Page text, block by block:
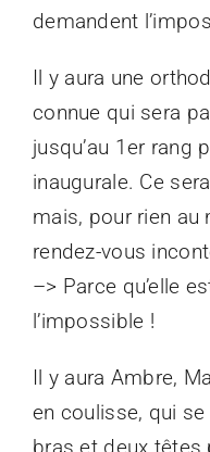
demandent
Il y aura une
connue qui sera
jusqu’au 1er rang
inaugurale. Ce
mais, pour rien au
rendez-vous
–> Parce qu’elle
l’impossible !
Il y aura Ambre,
en coulisse, qui
bras et deux têtes